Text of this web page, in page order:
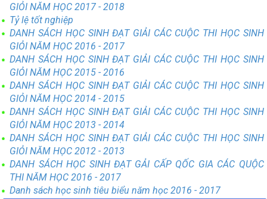
GIỎI NĂM HỌC 2017 - 2018
Tỷ lệ tốt nghiệp
DANH SÁCH HỌC SINH ĐẠT GIẢI CÁC CUỘC THI HỌC SINH
GIỎI NĂM HỌC 2016 - 2017
DANH SÁCH HỌC SINH ĐẠT GIẢI CÁC CUỘC THI HỌC SINH
GIỎI NĂM HỌC 2015 - 2016
DANH SÁCH HỌC SINH ĐẠT GIẢI CÁC CUỘC THI HỌC SINH
GIỎI NĂM HỌC 2014 - 2015
DANH SÁCH HỌC SINH ĐẠT GIẢI CÁC CUỘC THI HỌC SINH
GIỎI NĂM HỌC 2013 - 2014
DANH SÁCH HỌC SINH ĐẠT GIẢI CÁC CUỘC THI HỌC SINH
GIỎI NĂM HỌC 2012 - 2013
DANH SÁCH HỌC SINH ĐẠT GẢI CẤP QỐC GIA CÁC QUỘC
THI NĂM HỌC 2016 - 2017
Danh sách học sinh tiêu biểu năm học 2016 - 2017